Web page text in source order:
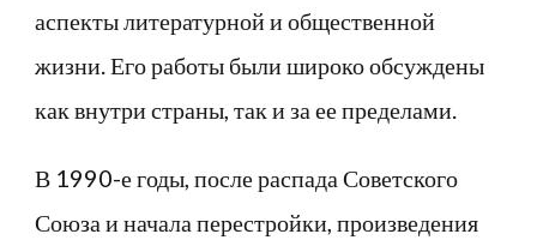
аспекты литературной и общественной
жизни. Его работы были широко обсуждены
как внутри страны, так и за ее пределами.
В 1990-е годы, после распада Советского
Союза и начала перестройки, произведения